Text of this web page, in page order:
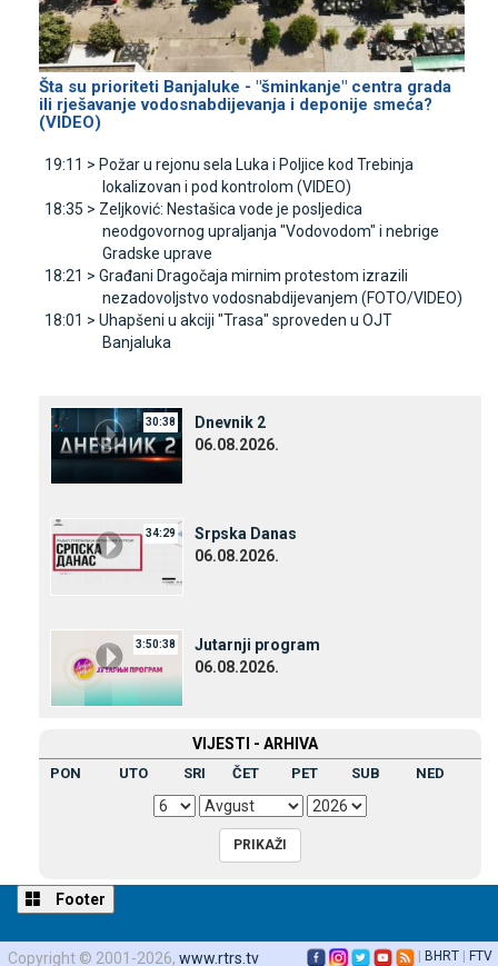
Šta su prioriteti Banjaluke - "šminkanje" centra grada
ili rješavanje vodosnabdijevanja i deponije smeća?
(VIDEO)
19:11 > Požar u rejonu sela Luka i Poljice kod Trebinja
lokalizovan i pod kontrolom (VIDEO)
18:35 > Zeljković: Nestašica vode je posljedica
neodgovornog upraljanja "Vodovodom" i nebrige
Gradske uprave
18:21 > Građani Dragočaja mirnim protestom izrazili
nezadovoljstvo vodosnabdijevanjem (FOTO/VIDEO)
18:01 > Uhapšeni u akciji "Trasa" sproveden u OЈT
Banjaluka
30:38
Dnevnik 2
06.08.2026.
34:29
Srpska Danas
06.08.2026.
3:50:38
Јutarnji program
06.08.2026.
VIЈESTI - ARHIVA
PON UTO SRI ČET PET SUB NED
Footer
Copyright © 2001-2026, www.rtrs.tv BHRT FTV